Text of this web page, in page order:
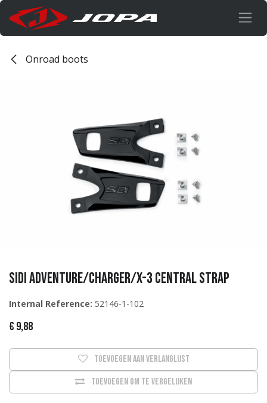
Overslaan naar inhoud
Onroad boots
Sidi Adventure/Charger/X-3 central strap
Internal Reference: 52146-1-102
€ 9,88
Toevoegen om te vergelijken
Toevoegen aan verlanglijst